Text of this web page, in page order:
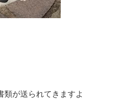
類が送られてきますよ